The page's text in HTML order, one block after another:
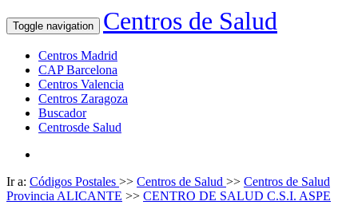
Toggle navigation Centros de Salud
Centros Madrid
CAP Barcelona
Centros Valencia
Centros Zaragoza
Buscador
Centrosde Salud
Ir a: Códigos Postales >> Centros de Salud >> Centros de Salud
Provincia ALICANTE >> CENTRO DE SALUD C.S.I. ASPE